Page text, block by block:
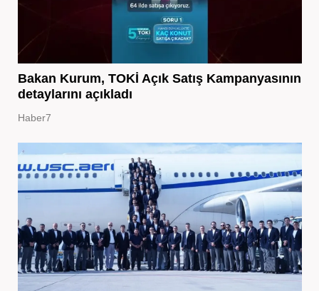
Bakan Kurum, TOKİ Açık Satış Kampanyasının
detaylarını açıkladı
Haber7